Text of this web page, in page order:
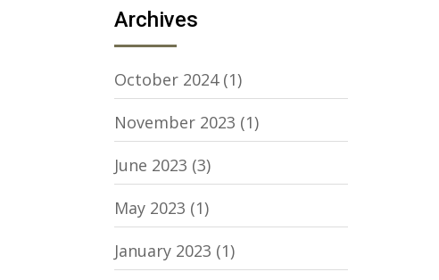
Archives
October 2024(1)
November 2023 (1)
June 2023 (3)
May 2023 (1)
January 2023 (1)